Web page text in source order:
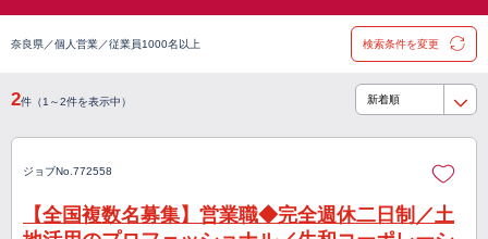
奈良県／個人営業／従業員1000名以上 検索条件を変更
2件（1～2件を表示中）
ジョブNo.772558
【全国複数名募集】営業職◆完全週休二日制／土